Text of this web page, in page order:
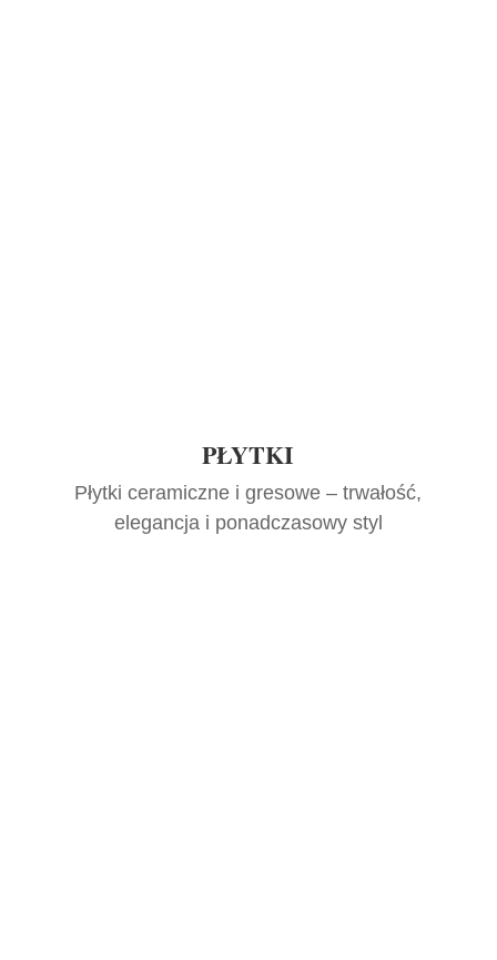
PŁYTKI
Płytki ceramiczne i gresowe – trwałość,
elegancja i ponadczasowy styl